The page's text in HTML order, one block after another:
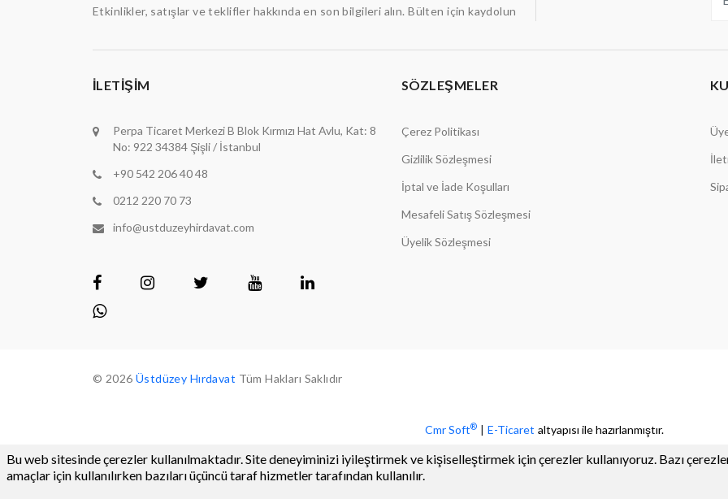
Etkinlikler, satışlar ve teklifler hakkında en son bilgileri alın. Bülten için kaydolun
İLETIŞIM
Perpa Ticaret Merkezi B Blok Kırmızı Hat Avlu, Kat: 8
No: 922 34384 Şişli / İstanbul
+90 542 206 40 48
0212 220 70 73
info@ustduzeyhirdavat.com
SÖZLEŞMELER
Çerez Politikası
Gizlilik Sözleşmesi
İptal ve İade Koşulları
Mesafeli Satış Sözleşmesi
Üyelik Sözleşmesi
© 2026 Üstdüzey Hırdavat Tüm Hakları Saklıdır
Cmr Soft® | E-Ticaret altyapısı ile hazırlanmıştır.
Bu web sitesinde çerezler kullanılmaktadır. Site deneyiminizi iyileştirmek ve kişiselleştirmek için çerezler kullanıyoruz. Bazı
amaçlar için kullanılırken bazıları üçüncü taraf hizmetler tarafından kullanılır.